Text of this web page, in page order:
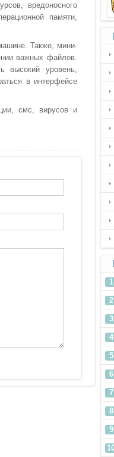
вредоносного
памяти,
Также, мини-
важных файлов.
высокий уровень,
в интерфейсе
смс, вирусов и